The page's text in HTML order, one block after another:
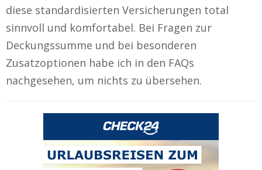
diese standardisierten Versicherungen total
sinnvoll und komfortabel. Bei Fragen zur
Deckungssumme und bei besonderen
Zusatzoptionen habe ich in den FAQs
nachgesehen, um nichts zu übersehen.